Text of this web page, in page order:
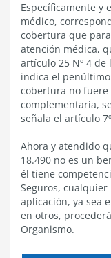
Específicamente y
médico,
cobertura que
atención médica,
artículo 25 Nº 4 de
indica el
cobertura no
complementaria,
señala el artículo
Ahora y atendido
18.490 no es un
él tiene
Seguros,
aplicación, ya sea
en otros,
Organismo.